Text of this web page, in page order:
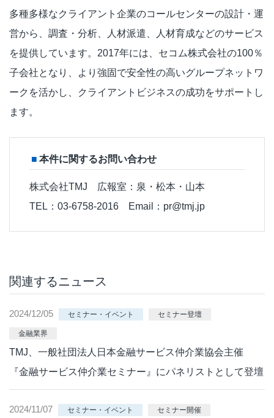
多種多様なクライアント企業のコールセンターの設計・運
営から、調査・分析、人材派遣、人材育成などのサービス
を提供しています。2017年には、セコム株式会社の100％
子会社となり、より強固で安全性の高いグループネットワ
ークを活かし、クライアントビジネスの成功をサポートし
ます。
本件に関するお問い合わせ
株式会社TMJ 広報室：泉・松本・山本
TEL：03-6758-2016 Email：pr@tmj.jp
関連するニュース
2024/12/05 セミナー・イベント セミナー登壇
金融業界
TMJ、一般社団法人日本金融サービス仲介業協会主催
『金融サービス仲介業セミナー』にパネリストとして登壇
2024/11/07 セミナー・イベント セミナー開催